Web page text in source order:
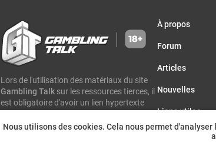
Lors de l'utilisation des matériaux du site
Gambling Talk sur les ressources tierces, il
est obligatoire d'avoir un lien hypertexte
indication de paternitéGambling Talk
À propos
Forum
Articles
Nouvelles
Liens utiles
Événements
Nous utilisons des cookies. Cela nous permet